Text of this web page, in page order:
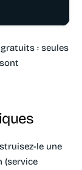
: seules
le une
(service